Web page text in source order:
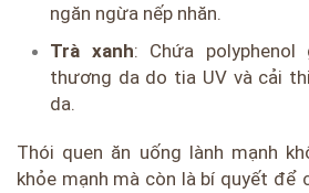
ngăn ngừa nếp nhăn.
Trà xanh: Chứa
thương da do tia UV và cải
da.
Thói quen ăn uống lành mạnh
khỏe mạnh mà còn là bí quyết để